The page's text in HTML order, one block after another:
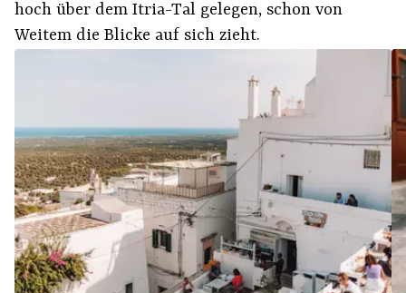
hoch über dem Itria-Tal gelegen, schon von
Weitem die Blicke auf sich zieht.